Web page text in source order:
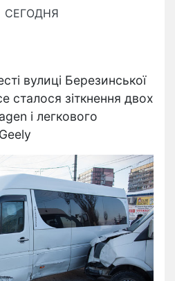
СЕГОДНЯ
вулиці Березинської
сталося зіткнення двох
і легкового